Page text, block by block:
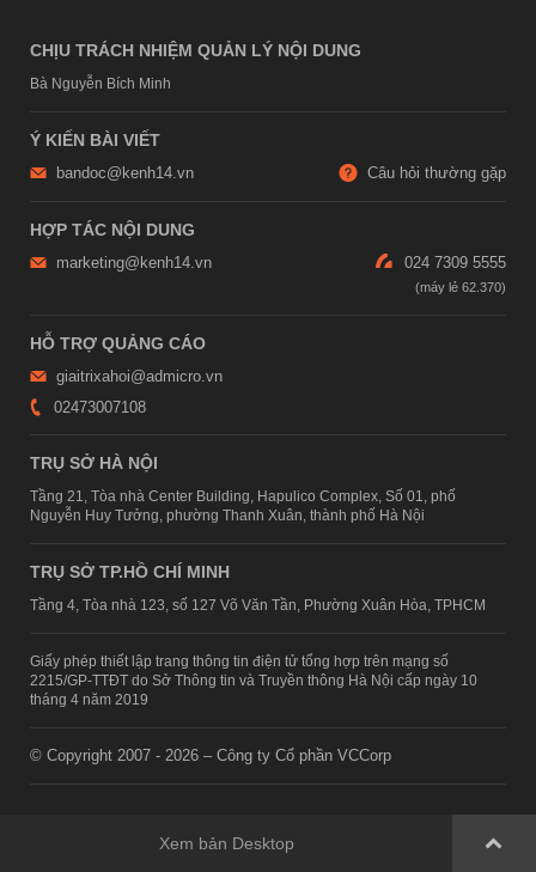
CHỊU TRÁCH NHIỆM QUẢN LÝ NỘI DUNG
Bà Nguyễn Bích Minh
Ý KIẾN BÀI VIẾT
bandoc@kenh14.vn Câu hỏi thường gặp
HỢP TÁC NỘI DUNG
marketing@kenh14.vn 024 7309 5555
HỖ TRỢ QUẢNG CÁO
giaitrixahoi@admicro.vn
02473007108
TRỤ SỞ HÀ NỘI
Tầng 21, Tòa nhà Center Building, Hapulico Complex, Số 01, phố
Nguyễn Huy Tưởng, phường Thanh Xuân, thành phố Hà Nội
TRỤ SỞ TP.HỒ CHÍ MINH
Tầng 4, Tòa nhà 123, số 127 Võ Văn Tần, Phường Xuân Hòa, TPHCM
Giấy phép thiết lập trang thông tin điện tử tổng hợp trên mạng số
2215/GP-TTĐT do Sở Thông tin và Truyền thông Hà Nội cấp ngày 10
tháng 4 năm 2019
© Copyright 2007 - 2026 – Công ty Cổ phần VCCorp
Xem bản Desktop